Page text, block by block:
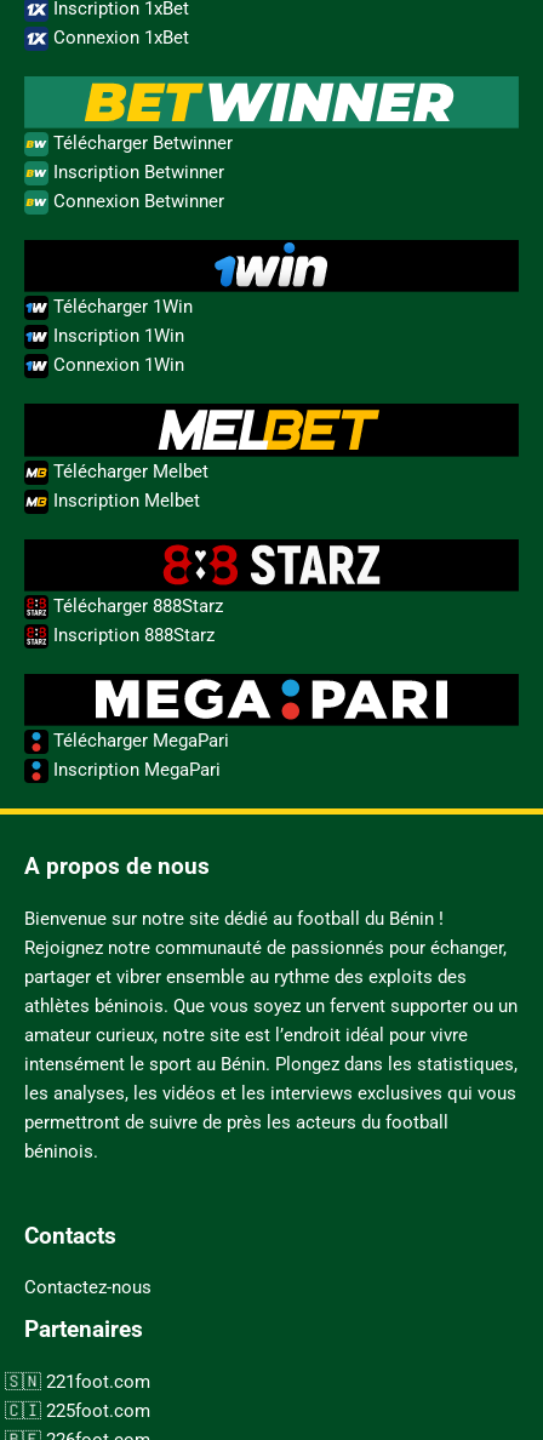
Inscription 1xBet
Connexion 1xBet
Télécharger Betwinner
Inscription Betwinner
Connexion Betwinner
Télécharger 1Win
Inscription 1Win
Connexion 1Win
Télécharger Melbet
Inscription Melbet
Télécharger 888Starz
Inscription 888Starz
Télécharger MegaPari
Inscription MegaPari
A propos de nous
Bienvenue sur notre site dédié au football du Bénin !
Rejoignez notre communauté de passionnés pour échanger,
partager et vibrer ensemble au rythme des exploits des
athlètes béninois. Que vous soyez un fervent supporter ou un
amateur curieux, notre site est l’endroit idéal pour vivre
intensément le sport au Bénin. Plongez dans les statistiques,
les analyses, les vidéos et les interviews exclusives qui vous
permettront de suivre de près les acteurs du football
béninois.
Contacts
Contactez-nous
Partenaires
221foot.com
225foot.com